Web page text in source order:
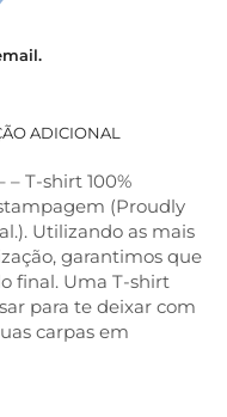
ADICIONAL
– T-shirt 100%
(Proudly
Utilizando as mais
garantimos que
final. Uma T-shirt
para te deixar com
carpas em